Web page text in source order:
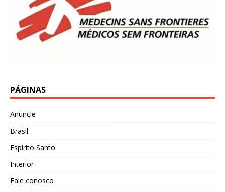
PÁGINAS
Anuncie
Brasil
Espírito Santo
Interior
Fale conosco